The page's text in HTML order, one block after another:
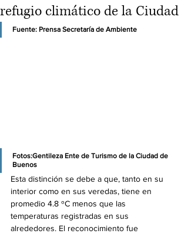
refugio climático de la Ciudad
Fuente: Prensa Secretaría de Ambiente
Fotos:Gentileza Ente de Turismo de la Ciudad de
Buenos
Esta distinción se debe a que, tanto en su
interior como en sus veredas, tiene en
promedio 4.8 ºC menos que las
temperaturas registradas en sus
alrededores. El reconocimiento fue